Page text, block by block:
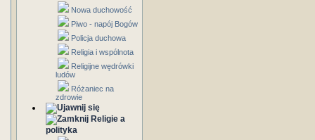
Nowa duchowość
Piwo - napój Bogów
Policja duchowa
Religia i wspólnota
Religijne wędrówki
ludów
Różaniec na
zdrowie
Religie a
polityka